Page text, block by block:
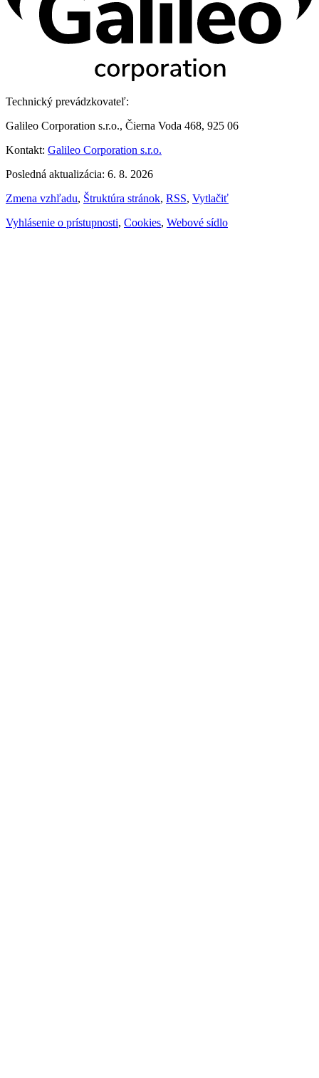
Technický prevádzkovateľ:
Galileo Corporation s.r.o., Čierna Voda 468, 925 06
Kontakt: Galileo Corporation s.r.o.
Posledná aktualizácia: 6. 8. 2026
Zmena vzhľadu, Štruktúra stránok, RSS, Vytlačiť
Vyhlásenie o prístupnosti, Cookies, Webové sídlo